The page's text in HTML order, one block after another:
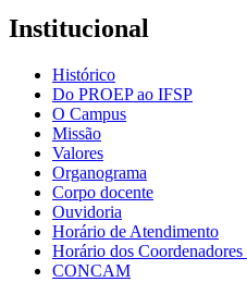
Institucional
Histórico
Do PROEP ao IFSP
O Campus
Missão
Valores
Organograma
Corpo docente
Ouvidoria
Horário de Atendimento
Horário dos Coordenadores
CONCAM